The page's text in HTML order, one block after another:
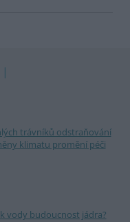
trávníků odstraňování
klimatu promění péči
vody budoucnost jádra?